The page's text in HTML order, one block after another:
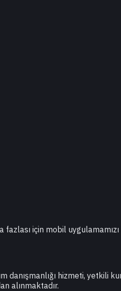
için mobil uygulamamızı
danışmanlığı hizmeti,
alınmaktadır.